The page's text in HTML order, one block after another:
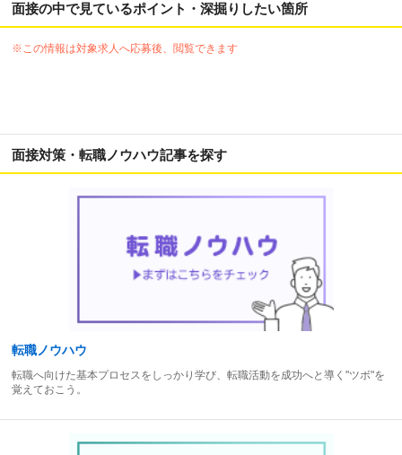
面接の中で見ているポイント・深掘りしたい箇所
※この情報は対象求人へ応募後、閲覧できます
面接対策・転職ノウハウ記事を探す
転職ノウハウ
転職へ向けた基本プロセスをしっかり学び、転職活動を成功へと導く"ツボ"を
覚えておこう。